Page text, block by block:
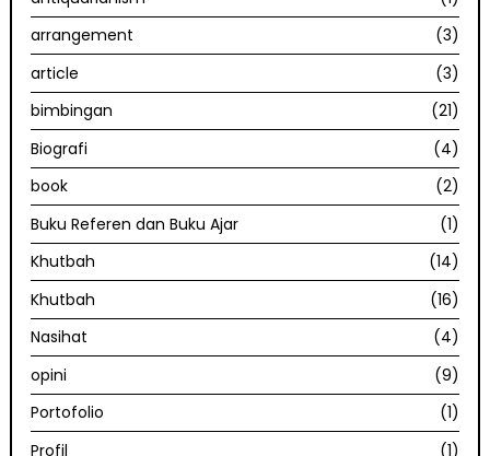
arrangement
(3)
article
(3)
bimbingan
(21)
Biografi
(4)
book
(2)
Buku Referen dan Buku Ajar
(1)
Khutbah
(14)
Khutbah
(16)
Nasihat
(4)
opini
(9)
Portofolio
(1)
Profil
(1)